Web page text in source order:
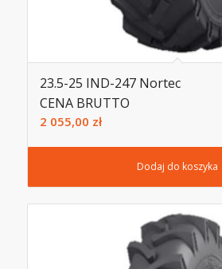
23.5-25 IND-247 Nortec
CENA BRUTTO
2 055,00 zł
Dodaj do koszyka